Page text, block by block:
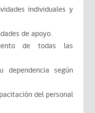
individuales y
de apoyo.
de todas las
según
del personal